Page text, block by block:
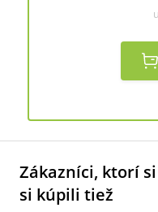
Zákazníci, ktorí
si kúpili tiež